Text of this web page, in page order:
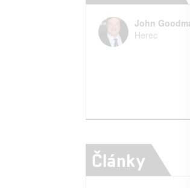
John
Herec
Články